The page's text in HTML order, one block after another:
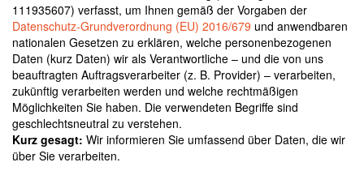
111935607) verfasst, um Ihnen gemäß der Vorgaben der
Datenschutz-Grundverordnung (EU) 2016/679 und anwendbaren
nationalen Gesetzen zu erklären, welche personenbezogenen
Daten (kurz Daten) wir als Verantwortliche – und die von uns
beauftragten Auftragsverarbeiter (z. B. Provider) – verarbeiten,
zukünftig verarbeiten werden und welche rechtmäßigen
Möglichkeiten Sie haben. Die verwendeten Begriffe sind
geschlechtsneutral zu verstehen.
Kurz gesagt: Wir informieren Sie umfassend über Daten, die wir
über Sie verarbeiten.